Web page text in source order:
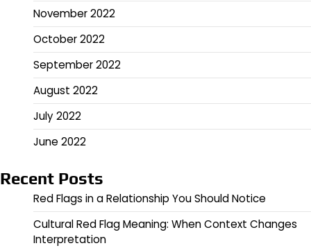
November 2022
October 2022
September 2022
August 2022
July 2022
June 2022
Recent Posts
Red Flags in a Relationship You Should Notice
Cultural Red Flag Meaning: When Context Changes
Interpretation